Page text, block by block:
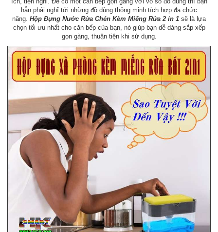
hẳn phải nghĩ tới những đồ dùng thông minh tích hợp đa chức
năng. Hộp Đựng Nước Rửa Chén Kèm Miếng Rửa 2 in 1 sẽ là lựa
chọn tối ưu nhất cho căn bếp của bạn, nó giúp bạn dễ dàng sắp xếp
gọn gàng, thuận tiện khi sử dụng.